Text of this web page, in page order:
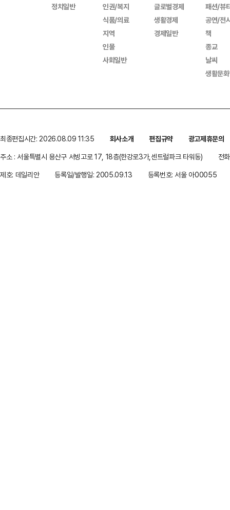
정치일반
인권/복지
식품/의료
지역
인물
사회일반
글로벌경제
생활경제
경제일반
패션/뷰
공연/전
책
종교
날씨
생활문
최종편집시간: 2026.08.09 11:35 회사소개 편집규약
광고제휴문의
주소 : 서울특별시 용산구 서빙고로 17, 18층(한강로3가,센트럴파크 타워동)
전
제호: 데일리안
등록일/발행일: 2005.09.13 등록번호: 서울 아00055